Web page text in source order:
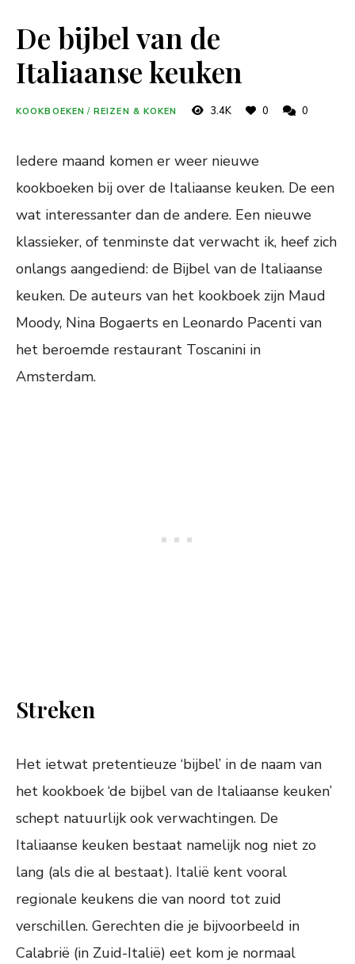
De bijbel van de
Italiaanse keuken
KOOKBOEKEN / REIZEN & KOKEN 3.4K 0 0
Iedere maand komen er weer nieuwe
kookboeken bij over de Italiaanse keuken. De een
wat interessanter dan de andere. Een nieuwe
klassieker, of tenminste dat verwacht ik, heef zich
onlangs aangediend: de Bijbel van de Italiaanse
keuken. De auteurs van het kookboek zijn Maud
Moody, Nina Bogaerts en Leonardo Pacenti van
het beroemde restaurant Toscanini in
Amsterdam.
Streken
Het ietwat pretentieuze ‘bijbel’ in de naam van
het kookboek ‘de bijbel van de Italiaanse keuken’
schept natuurlijk ook verwachtingen. De
Italiaanse keuken bestaat namelijk nog niet zo
lang (als die al bestaat). Italië kent vooral
regionale keukens die van noord tot zuid
verschillen. Gerechten die je bijvoorbeeld in
Calabrië (in Zuid-Italië) eet kom je normaal